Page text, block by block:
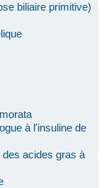
biliaire primitive)
à l'insuline de
acides gras à